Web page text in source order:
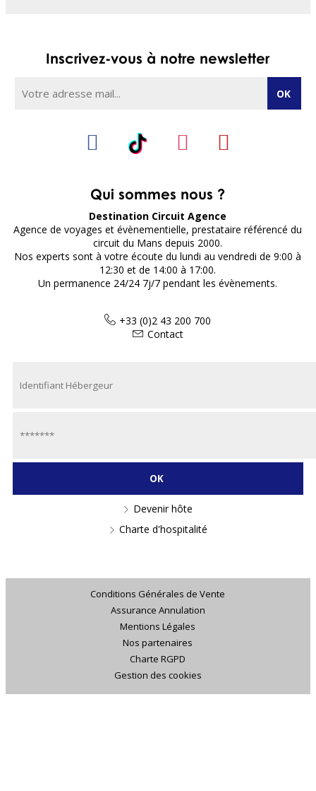
Qui sommes nous ?
Destination Circuit Agence
Agence de voyages et évènementielle, prestataire référencé du
circuit du Mans depuis 2000.
Nos experts sont à votre écoute du lundi au vendredi de 9:00 à
12:30 et de 14:00 à 17:00.
Un permanence 24/24 7j/7 pendant les évènements.
+33 (0)2 43 200 700
Contact
Inscrivez-vous à notre newsletter
Devenir hôte
Charte d'hospitalité
Conditions Générales de Vente
Assurance Annulation
Mentions Légales
Nos partenaires
Charte RGPD
Gestion des cookies